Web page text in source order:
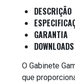
DESCRIÇÃO
GARANTIA
DOWNLOADS
O Gabinete
que